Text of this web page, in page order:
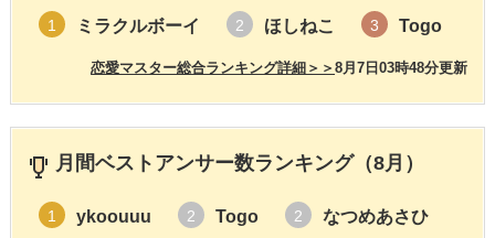
1 ミラクルボーイ 2 ほしねこ 3 Togo
8月7日03時48分更新
恋愛マスター総合ランキング詳細＞＞
月間ベストアンサー数ランキング（8月）
1 ykoouuu 2 Togo 2 なつめあさひ